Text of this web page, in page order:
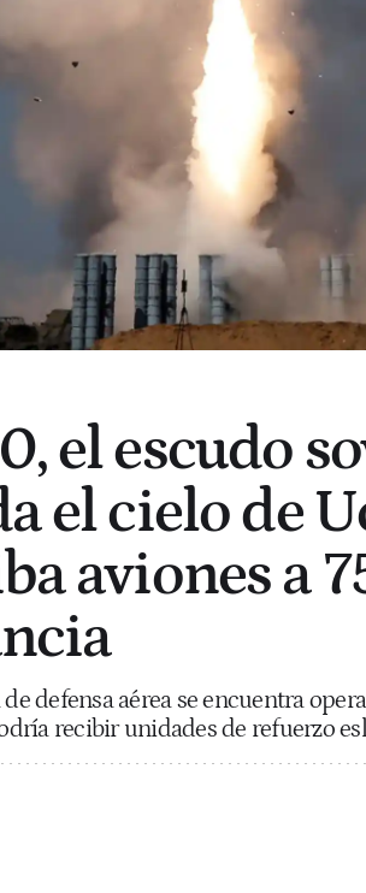
el escudo
el cielo de
aviones a
defensa aérea se encuentra
recibir unidades de refuerzo